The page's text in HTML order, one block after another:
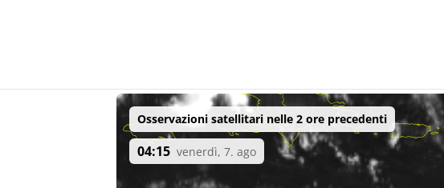
Osservazioni satellitari nelle 2 ore precedenti
04:15 venerdì, 7. ago